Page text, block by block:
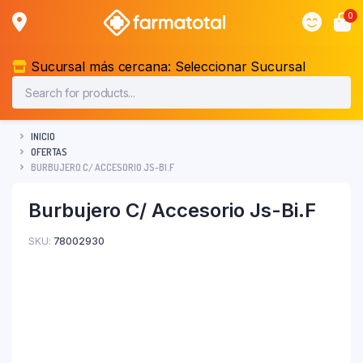
0
Sucursal más cercana: Seleccionar Sucursal
INICIO
OFERTAS
BURBUJERO C/ ACCESORIO JS-BI.F
Burbujero C/ Accesorio Js-Bi.F
SKU: 78002930